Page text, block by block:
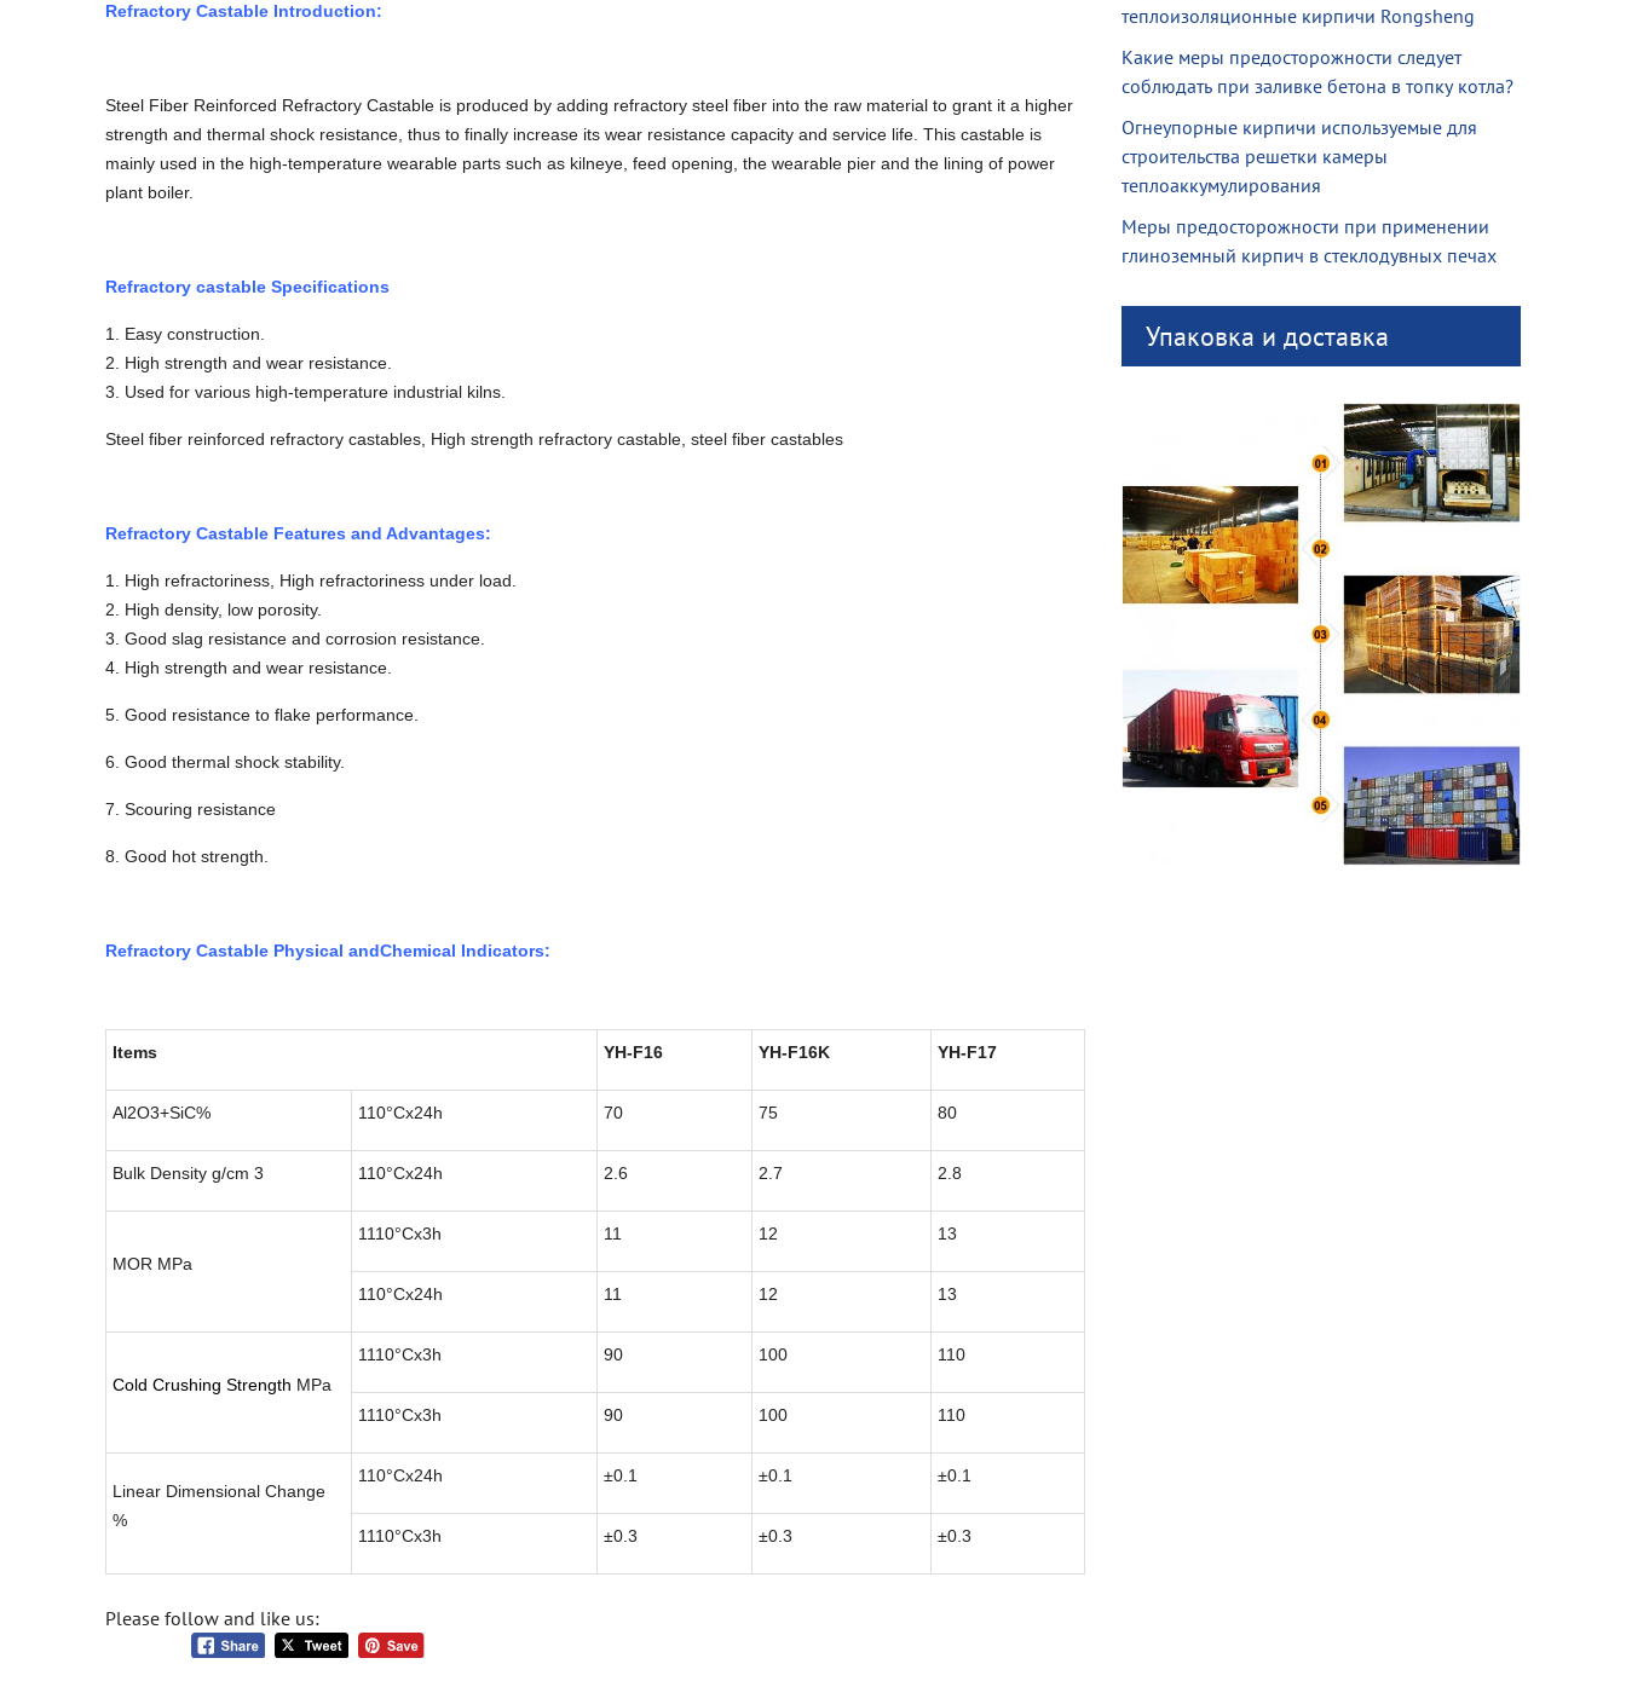
Refractory Castable Introduction:
Steel Fiber Reinforced Refractory Castable is produced by adding refractory steel fiber into the raw material to grant it a higher
strength and thermal shock resistance, thus to finally increase its wear resistance capacity and service life. This castable is
mainly used in the high-temperature wearable parts such as kilneye, feed opening, the wearable pier and the lining of power
plant boiler.
Refractory castable Specifications
1. Easy construction.
2. High strength and wear resistance.
3. Used for various high-temperature industrial kilns.
Steel fiber reinforced refractory castables, High strength refractory castable, steel fiber castables
Refractory Castable Features and Advantages:
1. High refractoriness, High refractoriness under load.
2. High density, low porosity.
3. Good slag resistance and corrosion resistance.
4. High strength and wear resistance.
5. Good resistance to flake performance.
6. Good thermal shock stability.
7. Scouring resistance
8. Good hot strength.
Refractory Castable Physical andChemical Indicators:
Items YH-F16 YH-F16K YH-F17
Al2O3+SiC% 110°Cx24h 70 75 80
Bulk Density g/cm 3 110°Cx24h 2.6 2.7 2.8
MOR MPa
1110°Cx3h 11 12 13
110°Cx24h 11 12 13
Cold Crushing Strength MPa
1110°Cx3h 90 100 110
1110°Cx3h 90 100 110
Linear Dimensional Change
%
110°Cx24h ±0.1 ±0.1 ±0.1
1110°Cx3h ±0.3 ±0.3 ±0.3
Please follow and like us:
теплоизоляционные кирпичи Rongsheng
Какие меры предосторожности следует
соблюдать при заливке бетона в топку котла?
Огнеупорные кирпичи используемые для
строительства решетки камеры
теплоаккумулирования
Меры предосторожности при применении
глиноземный кирпич в стеклодувных печах
Упаковка и доставка